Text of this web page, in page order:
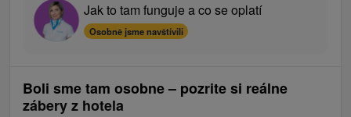
Jak to tam funguje a co se oplatí
Osobně jsme navštívili
Boli sme tam osobne – pozrite si reálne
zábery z hotela